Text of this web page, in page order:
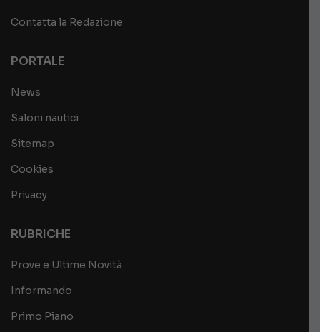
Contatta la Redazione
PORTALE
News
Saloni nautici
Sitemap
Cookies
Privacy
RUBRICHE
Prove e Ultime Novità
Informando
Primo Piano